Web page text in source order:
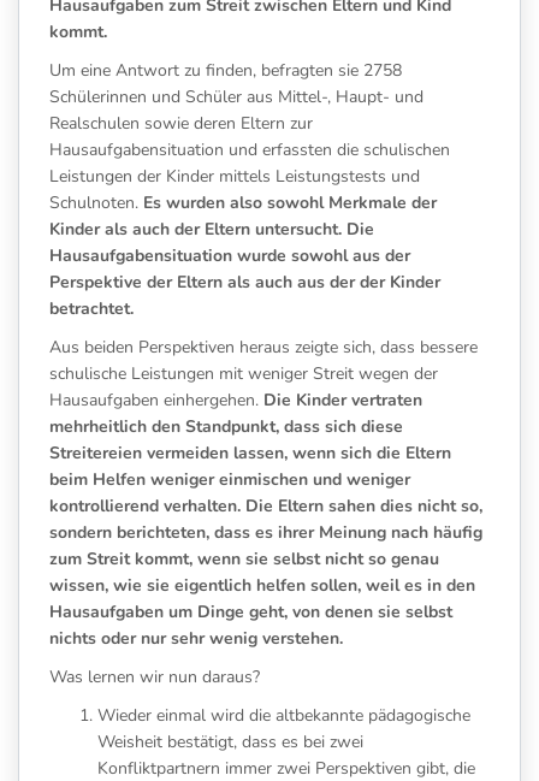
Hausaufgaben zum Streit zwischen Eltern und Kind
kommt.
Um eine Antwort zu finden, befragten sie 2758
Schülerinnen und Schüler aus Mittel-, Haupt- und
Realschulen sowie deren Eltern zur
Hausaufgabensituation und erfassten die schulischen
Leistungen der Kinder mittels Leistungstests und
Schulnoten. Es wurden also sowohl Merkmale der
Kinder als auch der Eltern untersucht. Die
Hausaufgabensituation wurde sowohl aus der
Perspektive der Eltern als auch aus der der Kinder
betrachtet.
Aus beiden Perspektiven heraus zeigte sich, dass bessere
schulische Leistungen mit weniger Streit wegen der
Hausaufgaben einhergehen. Die Kinder vertraten
mehrheitlich den Standpunkt, dass sich diese
Streitereien vermeiden lassen, wenn sich die Eltern
beim Helfen weniger einmischen und weniger
kontrollierend verhalten. Die Eltern sahen dies nicht so,
sondern berichteten, dass es ihrer Meinung nach häufig
zum Streit kommt, wenn sie selbst nicht so genau
wissen, wie sie eigentlich helfen sollen, weil es in den
Hausaufgaben um Dinge geht, von denen sie selbst
nichts oder nur sehr wenig verstehen.
Was lernen wir nun daraus?
Wieder einmal wird die altbekannte pädagogische
Weisheit bestätigt, dass es bei zwei
Konfliktpartnern immer zwei Perspektiven gibt, die